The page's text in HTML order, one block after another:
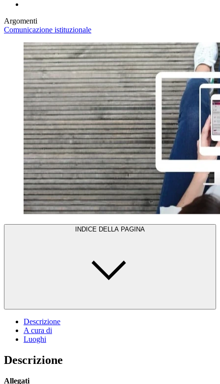
Argomenti
Comunicazione istituzionale
INDICE DELLA PAGINA
Descrizione
A cura di
Luoghi
Descrizione
Allegati